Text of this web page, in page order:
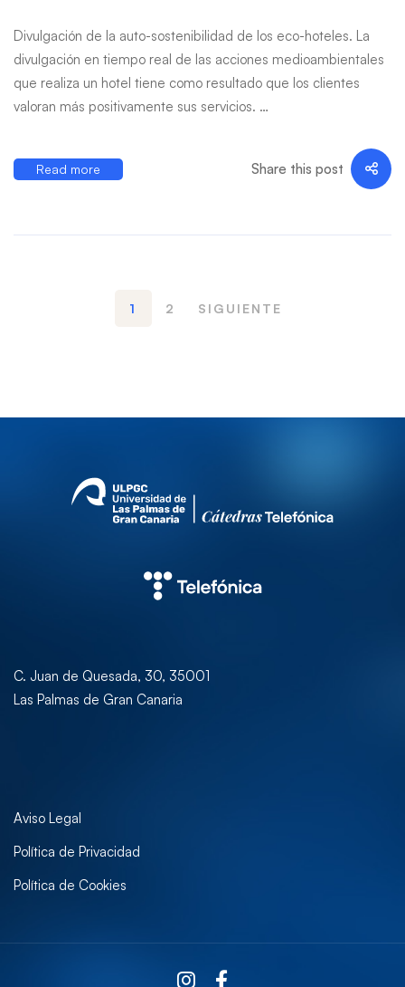
Divulgación de la auto-sostenibilidad de los eco-hoteles. La
divulgación en tiempo real de las acciones medioambientales
que realiza un hotel tiene como resultado que los clientes
valoran más positivamente sus servicios. …
Read more Share this post
1 2 SIGUIENTE
C. Juan de Quesada, 30, 35001
Las Palmas de Gran Canaria
Aviso Legal
Política de Privacidad
Política de Cookies